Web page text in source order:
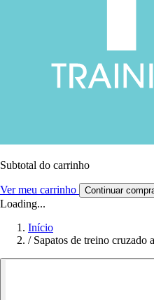
Subtotal do carrinho
Ver meu carrinho Continuar
Loading...
Início
/ Sapatos de treino cruzado